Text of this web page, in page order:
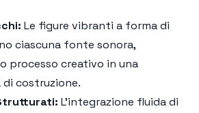
Le figure vibranti a forma di
ciascuna fonte sonora,
processo creativo in una
costruzione.
L'integrazione fluida di